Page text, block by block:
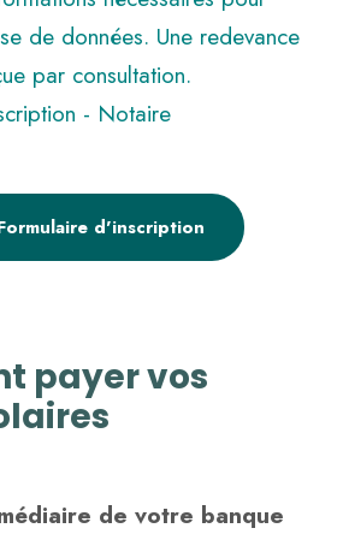
de données. Une redevance
par consultation.
- Notaire
d'inscription
payer vos
de votre banque